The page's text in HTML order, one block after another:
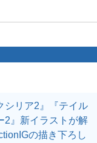
シリア2』『テイル
2』新イラストが解
の描き下ろし